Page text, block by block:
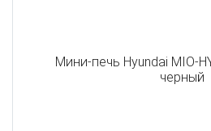
Мини-печь Hyundai MIO-
черный